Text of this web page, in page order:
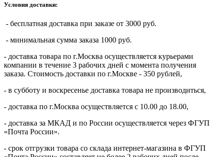
Условия доставки:
- бесплатная доставка при заказе от 3000 руб.
- минимальная сумма заказа 1000 руб.
- доставка товара по г.Москва осуществляется курьерами
компании в течение 3 рабочих дней с момента получения
заказа. Стоимость доставки по г.Москве - 350 рублей,
- в субботу и воскресенье доставка товара не производиться,
- доставка по г.Москва осуществляется с 10.00 до 18.00,
- доставка за МКАД и по России осуществляется через ФГУП
«Почта России».
- срок отгрузки товара со склада интернет-магазина в ФГУП